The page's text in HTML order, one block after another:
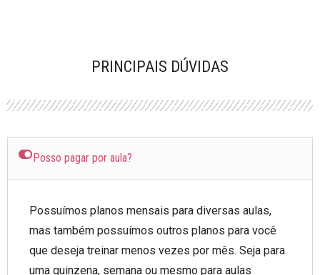
PRINCIPAIS DÚVIDAS
Posso pagar por aula?
Possuímos planos mensais para diversas aulas,
mas também possuímos outros planos para você
que deseja treinar menos vezes por mês. Seja para
uma quinzena, semana ou mesmo para aulas